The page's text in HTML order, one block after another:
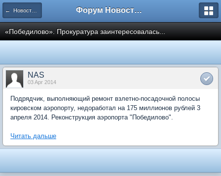
← Новости рынка недвижимости Форум Новостройки
«Победилово». Прокуратура заинтересовалась...
NAS
03 Apr 2014
Подрядчик, выполняющий ремонт взлетно-посадочной полосы
кировском аэропорту, недоработал на 175 миллионов рублей 3
апреля 2014. Реконструкция аэропорта "Победилово".
Читать дальше